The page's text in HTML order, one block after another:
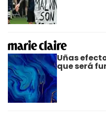
Uñas
que será